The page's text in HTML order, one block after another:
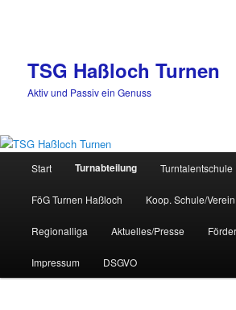
TSG Haßloch Turnen
Aktiv und Passiv ein Genuss
Start Turnabteilung Turntalentschule
FöG Turnen Haßloch Koop. Schule/
Regionalliga Aktuelles/Presse
Impressum DSGVO